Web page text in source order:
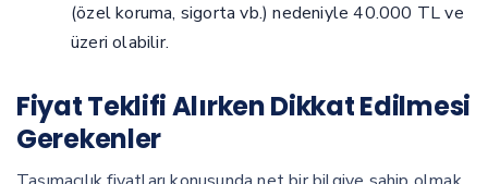
(özel koruma, sigorta vb.) nedeniyle 40.000 TL ve
üzeri olabilir.
Fiyat Teklifi Alırken Dikkat Edilmesi
Gerekenler